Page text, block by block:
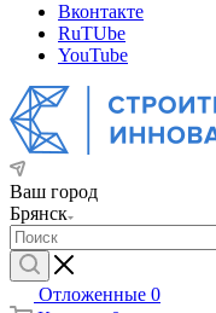
Вконтакте
RuTUbe
YouTube
Ваш город
Брянск
Отложенные 0